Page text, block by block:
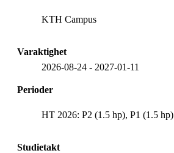
KTH Campus
Varaktighet
2026-08-24 - 2027-01-11
Perioder
HT 2026: P2 (1.5 hp), P1 (1.5 hp)
Studietakt